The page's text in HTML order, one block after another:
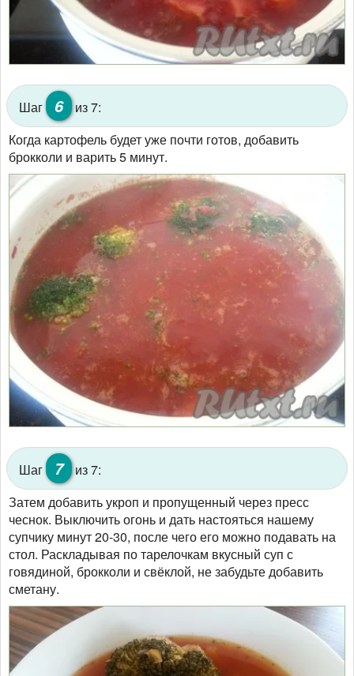
Шаг 6
из 7:
Когда картофель будет уже почти готов, добавить
брокколи и варить 5 минут.
Шаг 7
из 7:
Затем добавить укроп и пропущенный через пресс
чеснок. Выключить огонь и дать настояться нашему
супчику минут 20-30, после чего его можно подавать на
стол. Раскладывая по тарелочкам вкусный суп с
говядиной, брокколи и свёклой, не забудьте добавить
сметану.